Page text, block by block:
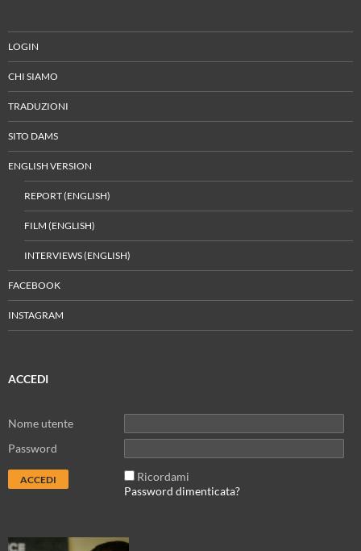
LOGIN
CHI SIAMO
TRADUZIONI
SITO DAMS
ENGLISH VERSION
REPORT (ENGLISH)
FILM (ENGLISH)
INTERVIEWS (ENGLISH)
FACEBOOK
INSTAGRAM
ACCEDI
Nome utente
Password
Ricordami
Password dimenticata?